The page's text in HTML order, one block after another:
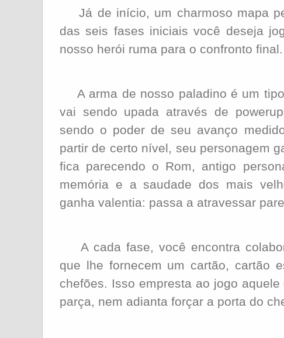
Já de início, um charmoso mapa
das seis fases iniciais você deseja
nosso herói ruma para o confronto final.
A arma de nosso paladino é um
vai sendo upada através de
sendo o poder de seu avanço
partir de certo nível, seu personagem
fica parecendo o Rom, antigo
memória e a saudade dos mais
ganha valentia: passa a atravessar
A cada fase, você encontra
que lhe fornecem um cartão, cartão
chefões. Isso empresta ao jogo
parça, nem adianta forçar a porta do